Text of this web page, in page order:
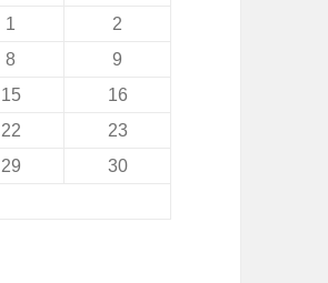
1
2
8
9
15
16
22
23
29
30